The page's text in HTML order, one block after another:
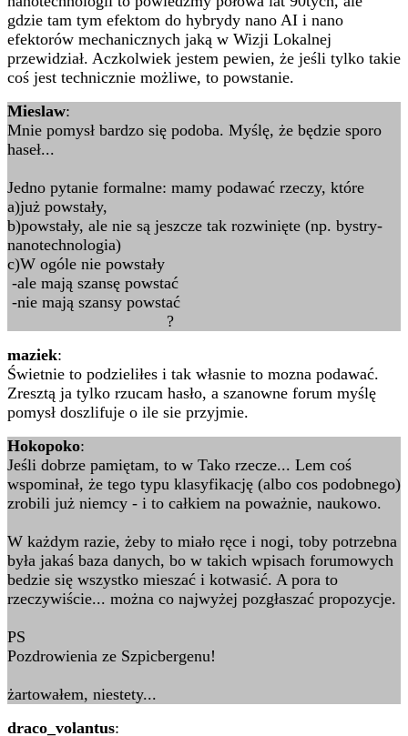
gdzie tam tym efektom do hybrydy nano AI i nano
efektorów mechanicznych jaką w Wizji Lokalnej
przewidział. Aczkolwiek jestem pewien, że jeśli tylko takie
coś jest technicznie możliwe, to powstanie.
Mieslaw:
Mnie pomysł bardzo się podoba. Myślę, że będzie sporo
haseł...
Jedno pytanie formalne: mamy podawać rzeczy, które
a)już powstały,
b)powstały, ale nie są jeszcze tak rozwinięte (np. bystry-
nanotechnologia)
c)W ogóle nie powstały
-ale mają szansę powstać
-nie mają szansy powstać
?
maziek:
Świetnie to podzieliłes i tak własnie to mozna podawać.
Zresztą ja tylko rzucam hasło, a szanowne forum myślę
pomysł doszlifuje o ile sie przyjmie.
Hokopoko:
Jeśli dobrze pamiętam, to w Tako rzecze... Lem coś
wspominał, że tego typu klasyfikację (albo cos podobnego)
zrobili już niemcy - i to całkiem na poważnie, naukowo.
W każdym razie, żeby to miało ręce i nogi, toby potrzebna
była jakaś baza danych, bo w takich wpisach forumowych
bedzie się wszystko mieszać i kotwasić. A pora to
rzeczywiście... można co najwyżej pozgłaszać propozycje.
PS
Pozdrowienia ze Szpicbergenu!
żartowałem, niestety...
draco_volantus: